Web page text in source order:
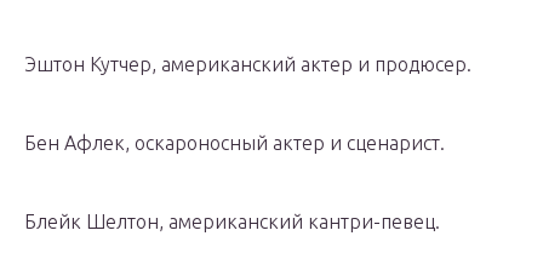
Эштон Кутчер, американский актер и продюсер.
Бен Афлек, оскароносный актер и сценарист.
Блейк Шелтон, американский кантри-певец.